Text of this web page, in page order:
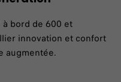
bord de 600 et
innovation et confort
augmentée.